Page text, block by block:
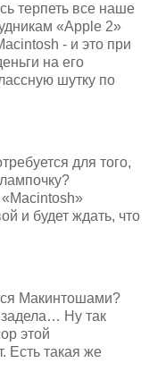
терпеть все наше
«Apple 2»
- и это при
на его
шутку по
для того,
и будет ждать, что
Макинтошами?
Ну так
этой
Есть такая же